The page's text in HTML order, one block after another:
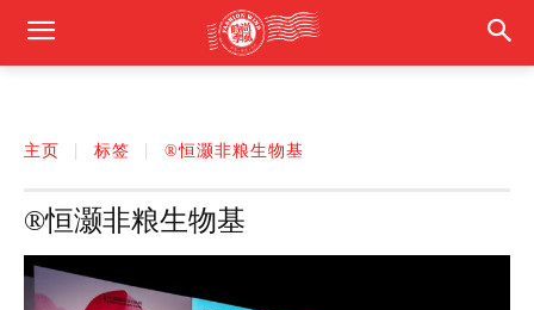
主页 标签 ®恒灏非粮生物基
®恒灏非粮生物基